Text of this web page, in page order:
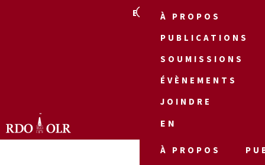
EN
À PROPOS
PUBLICATIONS
SOUMISSIONS
ÉVÈNEMENTS
JOINDRE
EN
À PROPOS